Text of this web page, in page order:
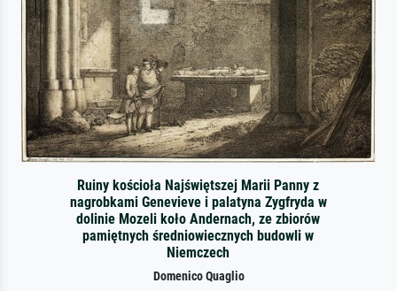
Ruiny kościoła Najświętszej Marii Panny z
nagrobkami Genevieve i palatyna Zygfryda w
dolinie Mozeli koło Andernach, ze zbiorów
pamiętnych średniowiecznych budowli w
Niemczech
Domenico Quaglio